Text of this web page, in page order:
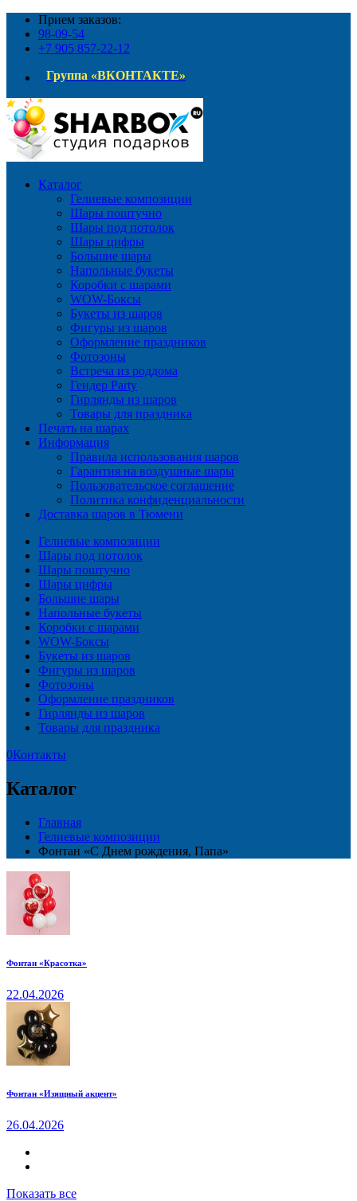
Прием заказов:
98-09-54
+7 905 857-22-12
Группа «ВКОНТАКТЕ»
Каталог
Гелиевые композиции
Шары поштучно
Шары под потолок
Шары цифры
Большие шары
Напольные букеты
Коробки с шарами
WOW-Боксы
Букеты из шаров
Фигуры из шаров
Оформление праздников
Фотозоны
Встреча из роддома
Гендер Party
Гирлянды из шаров
Товары для праздника
Печать на шарах
Информация
Правила использования шаров
Гарантия на воздушные шары
Пользовательское соглашение
Политика конфиденциальности
Доставка шаров в Тюмени
Гелиевые композиции
Шары под потолок
Шары поштучно
Шары цифры
Большие шары
Напольные букеты
Коробки с шарами
WOW-Боксы
Букеты из шаров
Фигуры из шаров
Фотозоны
Оформление праздников
Гирлянды из шаров
Товары для праздника
0Контакты
Каталог
Главная
Гелиевые композиции
Фонтан «С Днем рождения, Папа»
Фонтан «Красотка»
22.04.2026
Фонтан «Изящный акцент»
26.04.2026
Показать все